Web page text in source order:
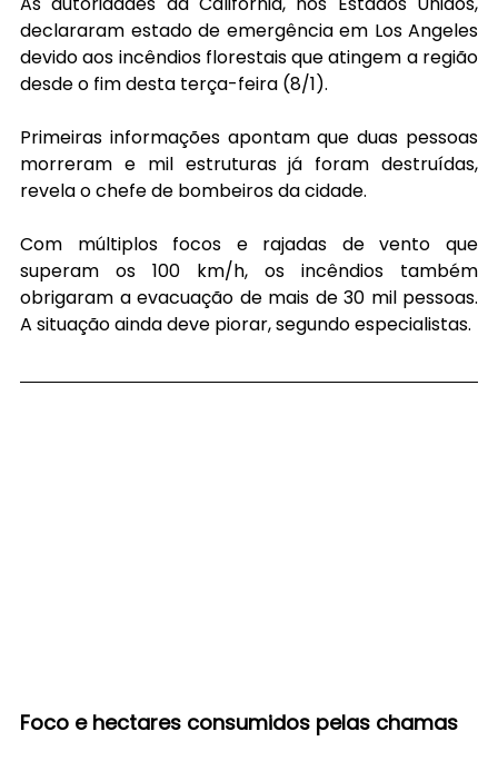
declararam estado de emergência em Los Angeles
devido aos incêndios florestais que atingem a região
desde o fim desta terça-feira (8/1).
Primeiras informações apontam que duas pessoas
morreram e mil estruturas já foram destruídas,
revela o chefe de bombeiros da cidade.
Com múltiplos focos e rajadas de vento que
superam os 100 km/h, os incêndios também
obrigaram a evacuação de mais de 30 mil pessoas.
A situação ainda deve piorar, segundo especialistas.
Foco e hectares consumidos pelas chamas